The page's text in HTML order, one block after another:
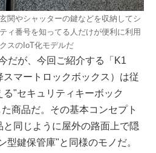
関やシャッターの鍵などを収納してシ
ィ番号を知ってる人だけが便利に利用
スのIoT化モデルだ
だが、今回ご紹介する「K1
マートロックボックス）は従
"セキュリティキーボック
商品だ。その基本コンセプト
同じように屋外の路面上で隠
型鍵保管庫"と同様のモノだ。